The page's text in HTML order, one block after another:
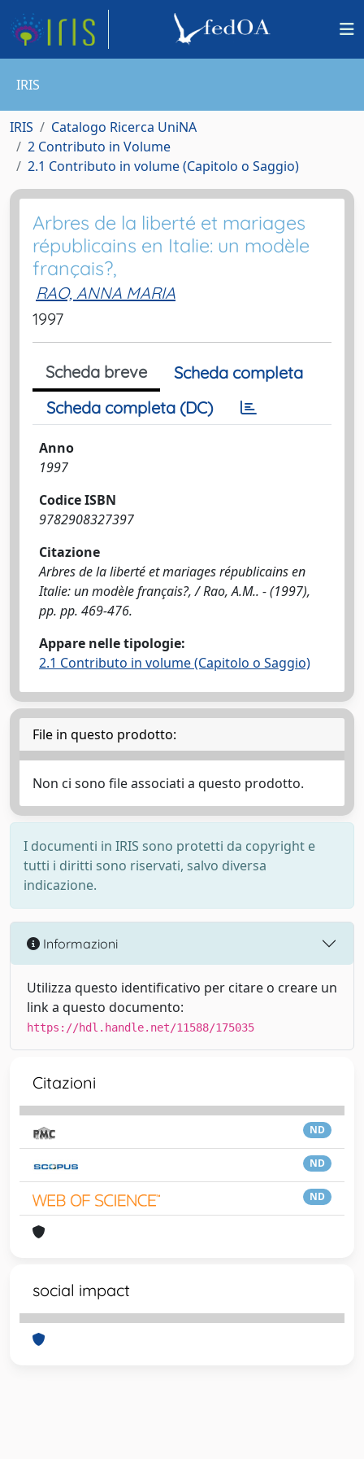
IRIS
IRIS
Catalogo Ricerca UniNA
2 Contributo in Volume
2.1 Contributo in volume (Capitolo o Saggio)
Arbres de la liberté et mariages
républicains en Italie: un modèle
français?,
RAO, ANNA MARIA
1997
Scheda breve
Scheda completa
Scheda completa (DC)
Anno
1997
Codice ISBN
9782908327397
Citazione
Arbres de la liberté et mariages républicains en
Italie: un modèle français?, / Rao, A.M.. - (1997),
pp. pp. 469-476.
Appare nelle tipologie:
2.1 Contributo in volume (Capitolo o Saggio)
File in questo prodotto:
Non ci sono file associati a questo prodotto.
I documenti in IRIS sono protetti da copyright e
tutti i diritti sono riservati, salvo diversa
indicazione.
Informazioni
Utilizza questo identificativo per citare o creare un
link a questo documento:
https://hdl.handle.net/11588/175035
Citazioni
ND
ND
ND
social impact